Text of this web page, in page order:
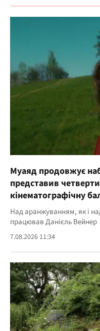
Муаяд продовжує
представив
кінематографічну
Над аранжуванням, як і
працював Данієль Вейнер
7.08.2026 11:34